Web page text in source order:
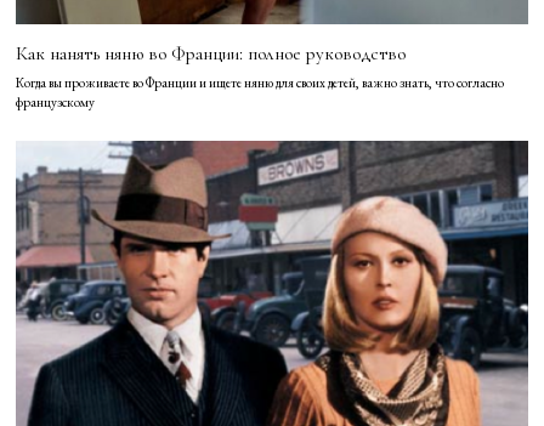
Как нанять няню во Франции: полное руководство
Когда вы проживаете во Франции и ищете няню для своих детей, важно знать, что согласно
французскому